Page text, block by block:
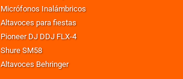
Micrófonos Inalámbricos
Altavoces para fiestas
Pioneer DJ DDJ FLX-4
Shure SM58
Altavoces Behringer